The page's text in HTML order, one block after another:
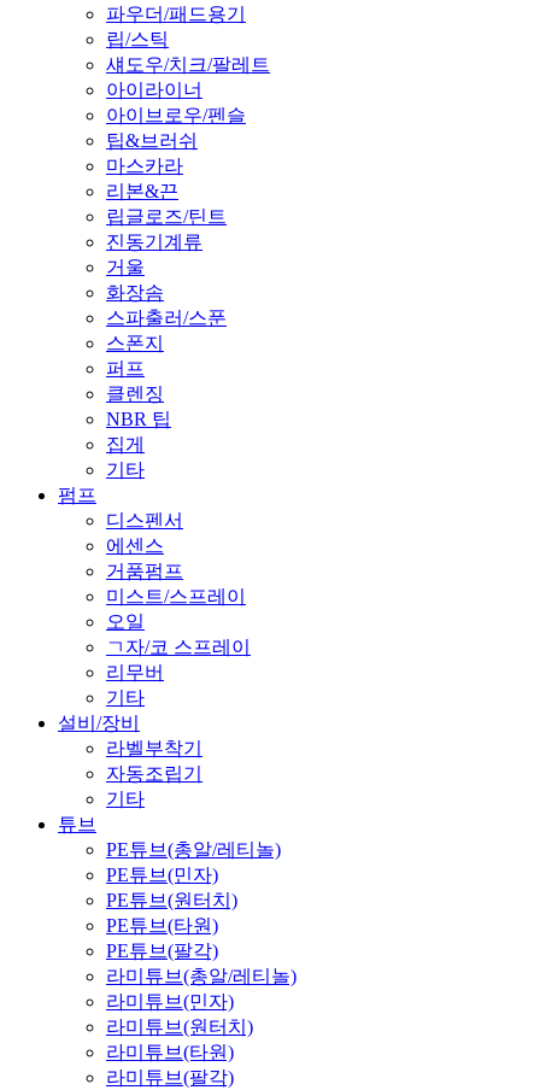
파우더/패드용기
립/스틱
섀도우/치크/팔레트
아이라이너
아이브로우/펜슬
팁&브러쉬
마스카라
리본&끈
립글로즈/틴트
진동기계류
거울
화장솜
스파출러/스푼
스폰지
퍼프
클렌징
NBR 팁
집게
기타
펌프
디스펜서
에센스
거품펌프
미스트/스프레이
오일
ㄱ자/코 스프레이
리무버
기타
설비/장비
라벨부착기
자동조립기
기타
튜브
PE튜브(총알/레티놀)
PE튜브(민자)
PE튜브(원터치)
PE튜브(타원)
PE튜브(팔각)
라미튜브(총알/레티놀)
라미튜브(민자)
라미튜브(원터치)
라미튜브(타원)
라미튜브(팔각)